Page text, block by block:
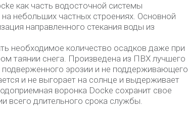
как часть водосточной системы
небольших частных строениях. Основной
направленного стекания воды из
необходимое количество осадков даже при
таянии снега. Произведена из ПВХ лучшего
подверженного эрозии и не поддерживающего
и не выгорает на солнце и выдерживает
воронка Docke сохранит свое
всего длительного срока службы.